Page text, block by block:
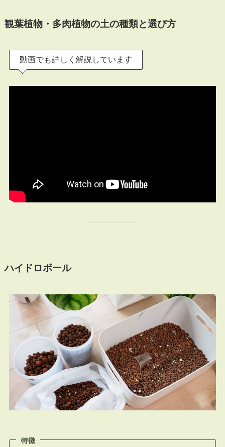
観葉植物・多肉植物の土の種類と選び方
動画でも詳しく解説しています
ハイドロボール
特徴